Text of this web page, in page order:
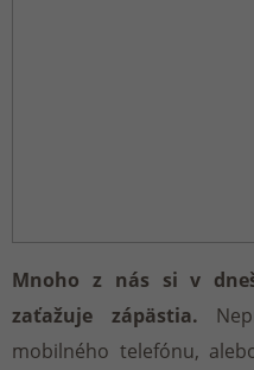
Mnoho z nás si v
zaťažuje zápästia.
mobilného telefónu,